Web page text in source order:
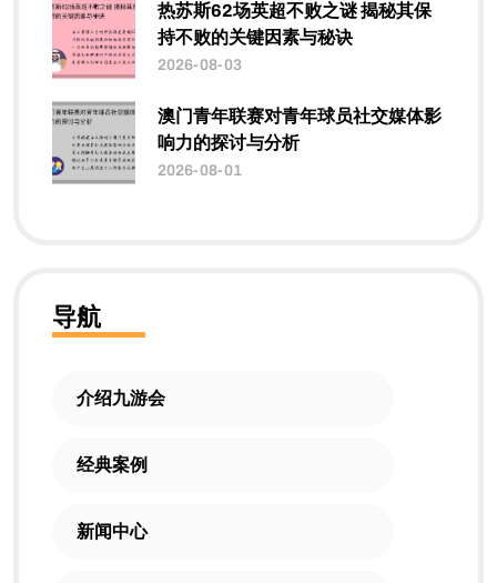
热苏斯62场英超不败之谜 揭秘其保
持不败的关键因素与秘诀
2026-08-03
澳门青年联赛对青年球员社交媒体影
响力的探讨与分析
2026-08-01
导航
介绍九游会
经典案例
新闻中心